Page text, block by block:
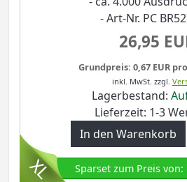
- Art-Nr. PC
26,95
Grundpreis: 0,67 EUR
inkl. MwSt. zzgl.
Lagerbestand:
Lieferzeit: 1-3
In den Warenkorb
Sparset zum Preis von: